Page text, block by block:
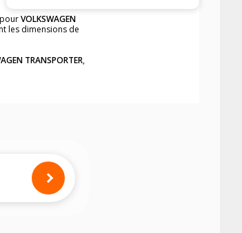
pourVOLKSWAGEN
les dimensions de
TRANSPORTER,
carnet de bord du